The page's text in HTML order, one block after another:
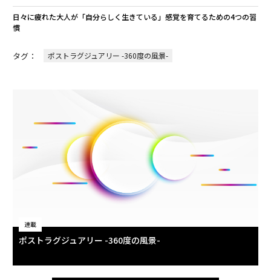
日々に疲れた大人が「自分らしく生きている」感覚を育てるための4つの習
慣
タグ： ポストラグジュアリー -360度の風景-
連載
ポストラグジュアリー -360度の風景-